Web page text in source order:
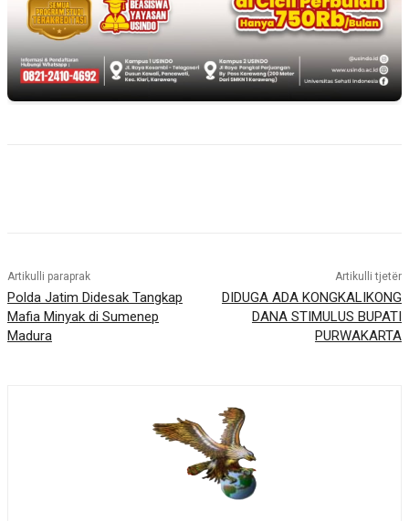
Artikulli paraprak
Polda Jatim Didesak Tangkap
Mafia Minyak di Sumenep
Madura
Artikulli tjetër
DIDUGA ADA KONGKALIKONG
DANA STIMULUS BUPATI
PURWAKARTA